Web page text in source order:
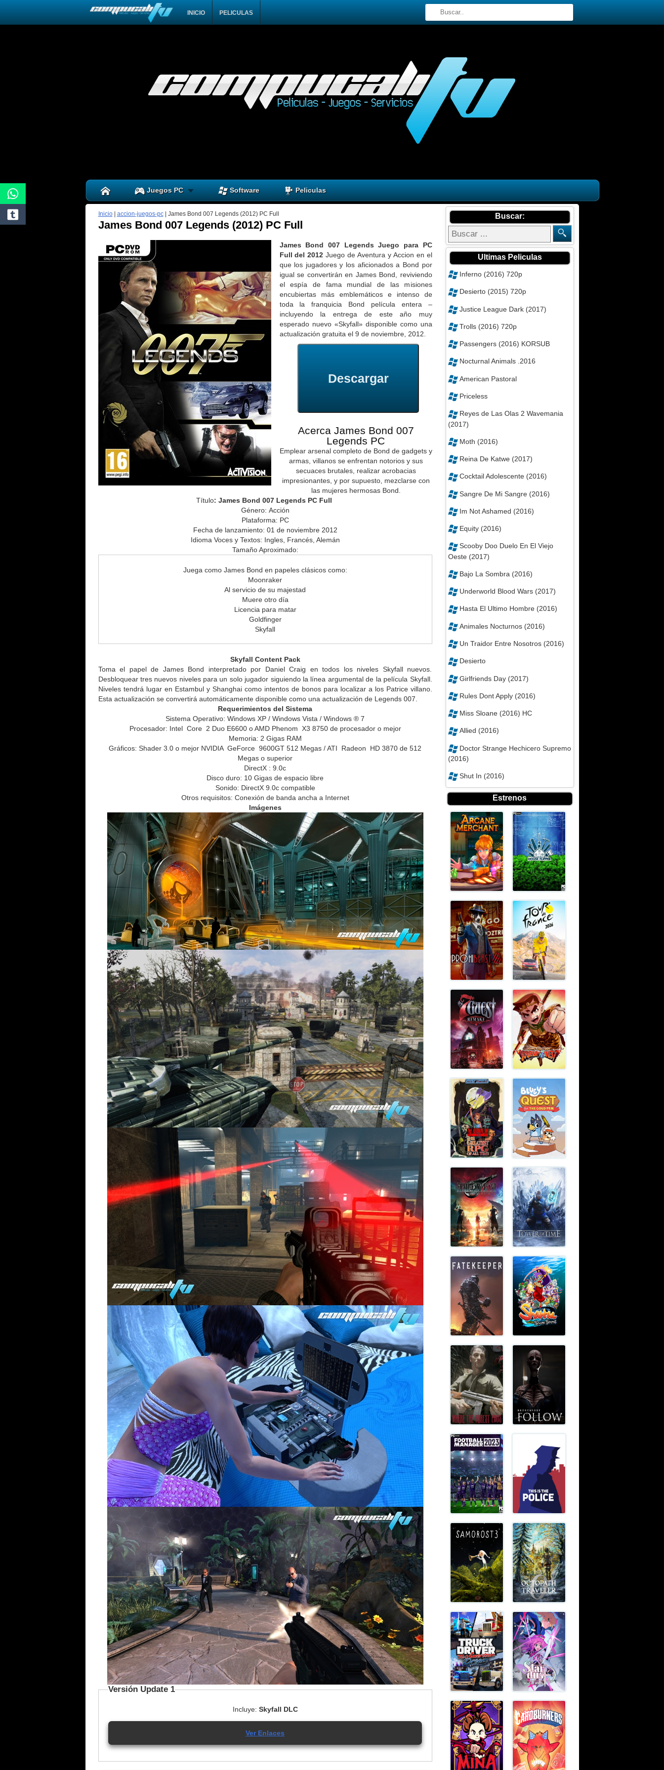
INICIO PELICULAS
Juegos PC Software Peliculas
Inicio| accion-juegos-pc| James Bond 007 Legends (2012) PC Full
James Bond 007 Legends (2012) PC Full
James Bond 007 Legends Juego para PC
Full del 2012 Juego de Aventura y Accion en el
que los jugadores y los aficionados a Bond por
igual se convertirán en James Bond, reviviendo
el espía de fama mundial de las misiones
encubiertas más emblemáticos e intenso de
toda la franquicia Bond película entera –
incluyendo la entrega de este año muy
esperado nuevo «Skyfall» disponible como una
actualización gratuita el 9 de noviembre, 2012.
Descargar
Acerca James Bond 007
Legends PC
Emplear arsenal completo de Bond de gadgets y
armas, villanos se enfrentan notorios y sus
secuaces brutales, realizar acrobacias
impresionantes, y por supuesto, mezclarse con
las mujeres hermosas Bond.
Título: James Bond 007 Legends PC Full
Género: Acción
Plataforma: PC
Fecha de lanzamiento: 01 de noviembre 2012
Idioma Voces y Textos: Ingles, Francés, Alemán
Tamaño Aproximado:
Juega como James Bond en papeles clásicos como:
Moonraker
Al servicio de su majestad
Muere otro día
Licencia para matar
Goldfinger
Skyfall
Skyfall Content Pack
Toma el papel de James Bond interpretado por Daniel Craig en todos los niveles Skyfall nuevos.
Desbloquear tres nuevos niveles para un solo jugador siguiendo la línea argumental de la película Skyfall.
Niveles tendrá lugar en Estambul y Shanghai como intentos de bonos para localizar a los Patrice villano.
Esta actualización se convertirá automáticamente disponible como una actualización de Legends 007.
Requerimientos del Sistema
Sistema Operativo: Windows XP / Windows Vista / Windows ® 7
Procesador: Intel Core 2 Duo E6600 o AMD Phenom X3 8750 de procesador o mejor
Memoria: 2 Gigas RAM
Gráficos: Shader 3.0 o mejor NVIDIA GeForce 9600GT 512 Megas / ATI Radeon HD 3870 de 512
Megas o superior
DirectX : 9.0c
Disco duro: 10 Gigas de espacio libre
Sonido: DirectX 9.0c compatible
Otros requisitos: Conexión de banda ancha a Internet
Imágenes
Versión Update 1
Incluye: Skyfall DLC
Ver Enlaces
Buscar:
Ultimas Peliculas
Inferno (2016) 720p
Desierto (2015) 720p
Justice League Dark (2017)
Trolls (2016) 720p
Passengers (2016) KORSUB
Nocturnal Animals .2016
American Pastoral
Priceless
Reyes de Las Olas 2 Wavemania
(2017)
Moth (2016)
Reina De Katwe (2017)
Cocktail Adolescente (2016)
Sangre De Mi Sangre (2016)
Im Not Ashamed (2016)
Equity (2016)
Scooby Doo Duelo En El Viejo
Oeste (2017)
Bajo La Sombra (2016)
Underworld Blood Wars (2017)
Hasta El Ultimo Hombre (2016)
Animales Nocturnos (2016)
Un Traidor Entre Nosotros (2016)
Desierto
Girlfriends Day (2017)
Rules Dont Apply (2016)
Miss Sloane (2016) HC
Allied (2016)
Doctor Strange Hechicero Supremo
(2016)
Shut In (2016)
Estrenos